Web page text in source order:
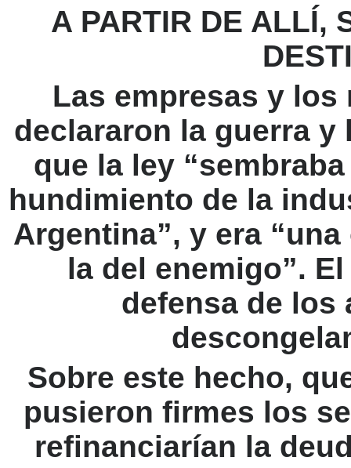
A PARTIR DE ALLÍ,
Las empresas y
declararon la guerra
que la ley
hundimiento de la
Argentina”, y era
la del enemigo”.
defensa de los
Sobre este hecho,
pusieron firmes los
refinanciarían la